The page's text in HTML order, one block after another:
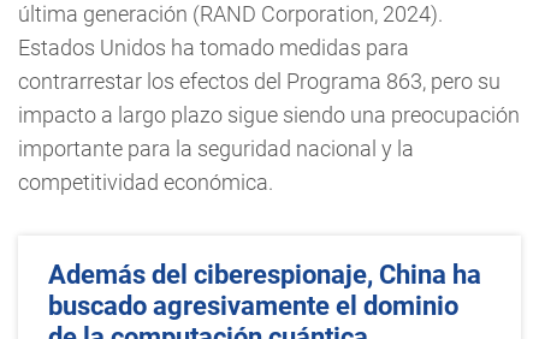
última generación (RAND Corporation, 2024).
Estados Unidos ha tomado medidas para
contrarrestar los efectos del Programa 863, pero su
impacto a largo plazo sigue siendo una preocupación
importante para la seguridad nacional y la
competitividad económica.
Además del ciberespionaje, China ha
buscado agresivamente el dominio